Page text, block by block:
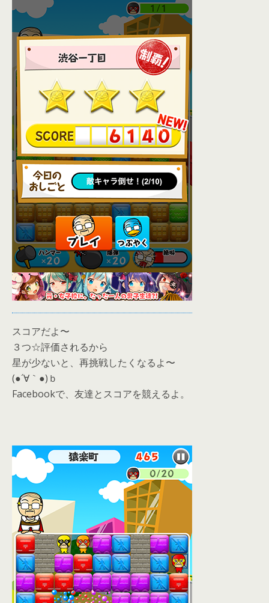
スコアだよ〜
３つ☆評価されるから
星が少ないと、再挑戦したくなるよ〜
(●´∀｀●)ｂ
Facebookで、友達とスコアを競えるよ。